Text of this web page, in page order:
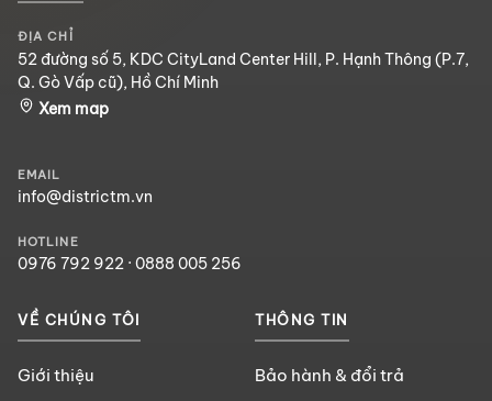
ĐỊA CHỈ
52 đường số 5, KDC CityLand Center Hill, P. Hạnh Thông (P.7,
Q. Gò Vấp cũ), Hồ Chí Minh
Xem map
EMAIL
info@districtm.vn
HOTLINE
0976 792 922 · 0888 005 256
VỀ CHÚNG TÔI
Giới thiệu
THÔNG TIN
Bảo hành & đổi trả